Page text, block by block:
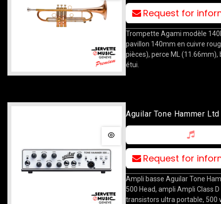
Request for
Trompette Agami modèle
pavillon 140mm en cuivre
pièces), perce ML (11.66mm),
étui.
Aguilar Tone Hammer
Head
Request for
Ampli basse Aguilar Tone
500 Head, ampli Ampli Class D
transistors ultra portable, 500